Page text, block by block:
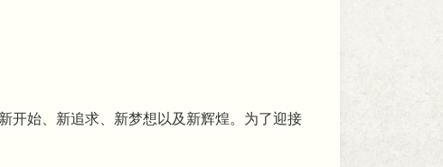
开始、新追求、新梦想以及新辉煌。为了迎接